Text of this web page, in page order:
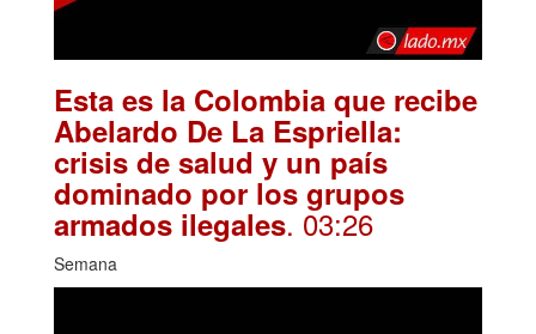
Esta es la Colombia que recibe
Abelardo De La Espriella:
crisis de salud y un país
dominado por los grupos
armados ilegales. 03:26
Semana